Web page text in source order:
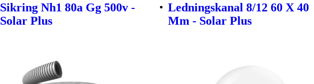
Sikring Nh1 80a Gg 500v -
Solar Plus
Ledningskanal 8/12 60 X 40
Mm - Solar Plus